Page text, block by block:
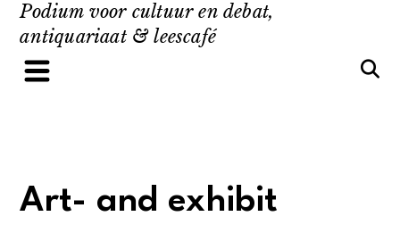
Podium voor cultuur en debat,
antiquariaat & leescafé
Art- and exhibit